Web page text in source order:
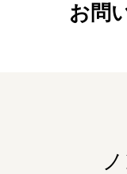
お問